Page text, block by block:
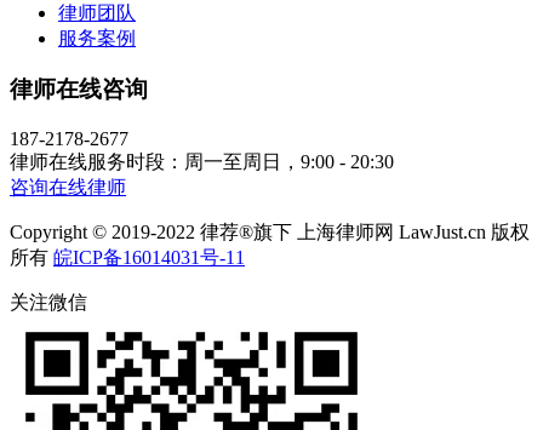
律师团队
服务案例
律师在线咨询
187-2178-2677
律师在线服务时段：周一至周日，9:00 - 20:30
咨询在线律师
Copyright © 2019-2022 律荐®旗下 上海律师网 LawJust.cn 版权
所有 皖ICP备16014031号-11
关注微信